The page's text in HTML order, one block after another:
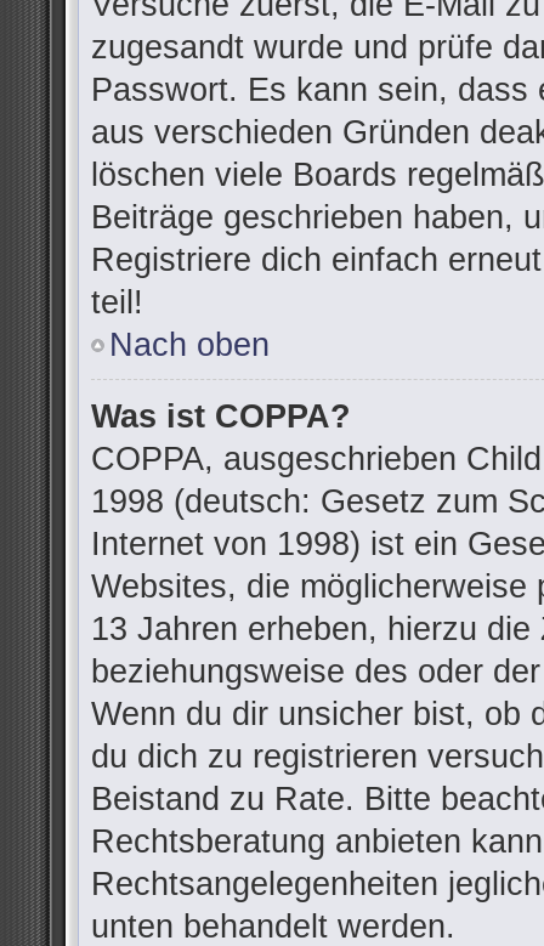
zugesandt wurde und prüfe
Passwort. Es kann sein, dass
aus verschieden Gründen
löschen viele Boards
Beiträge geschrieben haben,
Registriere dich einfach
teil!
Nach oben
Was ist COPPA?
COPPA, ausgeschrieben
1998 (deutsch: Gesetz zum
Internet von 1998) ist ein
Websites, die
13 Jahren erheben, hierzu
beziehungsweise des oder
Wenn du dir unsicher bist, ob
du dich zu registrieren
Beistand zu Rate. Bitte
Rechtsberatung anbieten
Rechtsangelegenheiten
unten behandelt werden.